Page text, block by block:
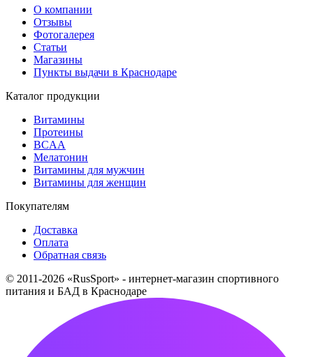
О компании
Отзывы
Фотогалерея
Статьи
Магазины
Пункты выдачи в Краснодаре
Каталог продукции
Витамины
Протеины
BCAA
Мелатонин
Витамины для мужчин
Витамины для женщин
Покупателям
Доставка
Оплата
Обратная связь
© 2011-2026 «RusSport» - интернет-магазин спортивного
питания и БАД в Краснодаре